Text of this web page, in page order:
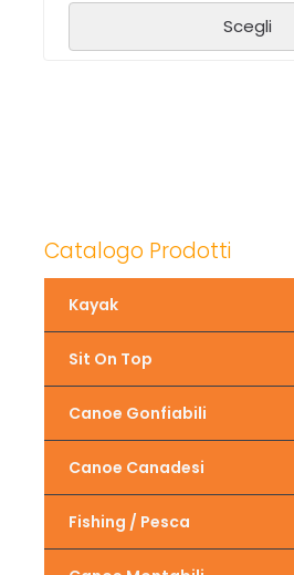
Scegli
Catalogo Prodotti
Kayak
Sit On Top
Canoe Gonfiabili
Canoe Canadesi
Fishing / Pesca